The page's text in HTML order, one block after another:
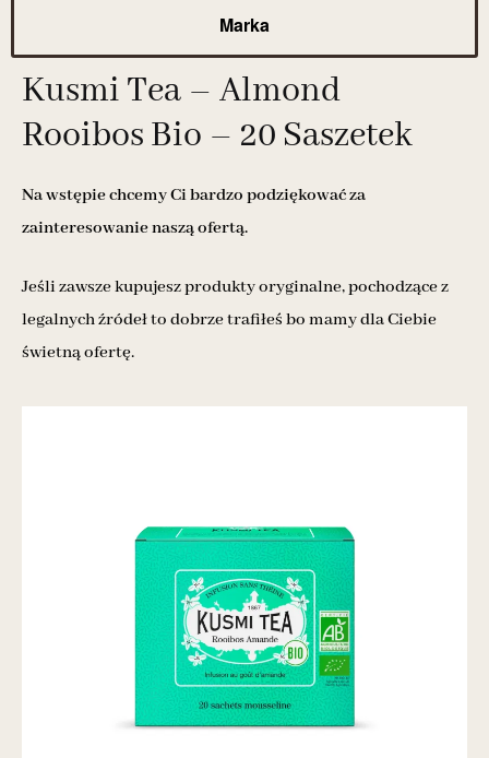
Marka
Kusmi Tea – Almond
Rooibos Bio – 20 Saszetek
Na wstępie chcemy Ci bardzo podziękować za
zainteresowanie naszą ofertą.
Jeśli zawsze kupujesz produkty oryginalne, pochodzące z
legalnych źródeł to dobrze trafiłeś bo mamy dla Ciebie
świetną ofertę.